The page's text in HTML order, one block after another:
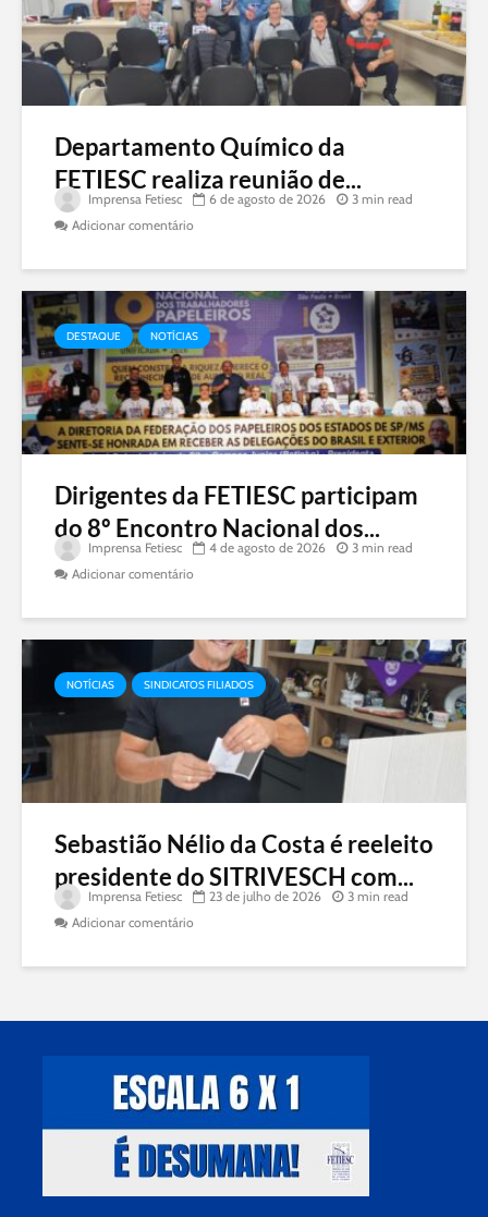
Departamento Químico da
FETIESC realiza reunião de...
Imprensa Fetiesc 6 de agosto de 2026
3 min read
Adicionar comentário
DESTAQUE NOTÍCIAS
Dirigentes da FETIESC participam
do 8º Encontro Nacional dos...
Imprensa Fetiesc 4 de agosto de 2026
3 min read
Adicionar comentário
NOTÍCIAS SINDICATOS FILIADOS
Sebastião Nélio da Costa é reeleito
presidente do SITRIVESCH com...
Imprensa Fetiesc 23 de julho de 2026
3 min read
Adicionar comentário